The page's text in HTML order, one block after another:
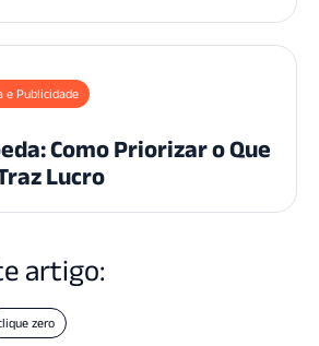
e Publicidade
Como Priorizar o Que
Lucro
artigo:
zero